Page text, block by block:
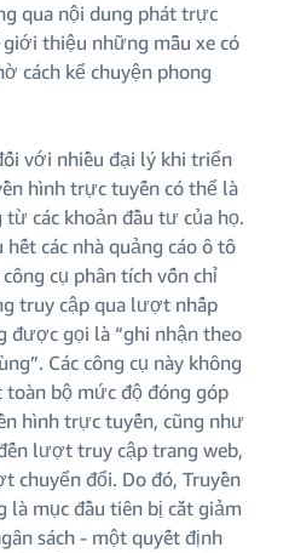
qua nội dung phát trực
thiệu những mẫu xe có
cách kể chuyện phong
với nhiều đại lý khi triển
hình trực tuyến có thể là
các khoản đầu tư của họ.
các nhà quảng cáo ô tô
cụ phân tích vốn chỉ
truy cập qua lượt nhấp
gọi là “ghi nhận theo
Các công cụ này không
bộ mức độ đóng góp
hình trực tuyến, cũng như
lượt truy cập trang web,
chuyển đổi. Do đó, Truyền
mục đầu tiên bị cắt giảm
sách - một quyết định